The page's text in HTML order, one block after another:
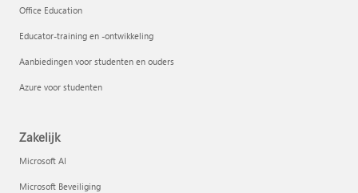
Office Education
Educator-training en -ontwikkeling
Aanbiedingen voor studenten en ouders
Azure voor studenten
Zakelijk
Microsoft AI
Microsoft Beveiliging